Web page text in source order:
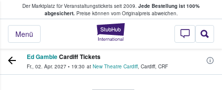
Der Marktplatz für Veranstaltungstickets seit 2009. Jede Bestellung ist 100%
abgesichert.Preise können vom Originalpreis abweichen.
StubHub - Wo
Menü
Tickets kaufen & verkaufen
Ed GambleCardiff Tickets
Fr., 02. Apr. 2027 • 19:30 at New Theatre Cardiff, Cardiff, CRF